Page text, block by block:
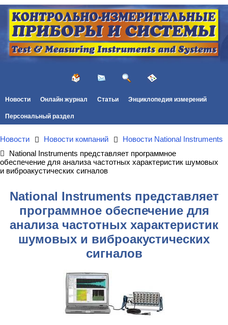
Новости Онлайн журнал Статьи Энциклопедия измерений
Персональный раздел
Новости Новости компаний
Новости National Instruments
National Instruments представляет программное
обеспечение для анализа частотных характеристик шумовых
и виброакустических сигналов
National Instruments представляет
программное обеспечение для
анализа частотных характеристик
шумовых и виброакустических
сигналов